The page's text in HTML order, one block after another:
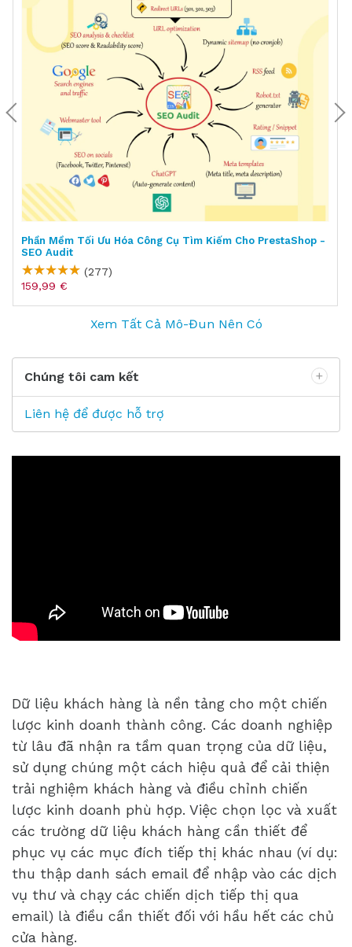
Phần Mềm Tối Ưu Hóa Công Cụ Tìm Kiếm Cho PrestaShop -
SEO Audit
(277)
159,99 €
Xem Tất Cả Mô-Đun Nên Có
Chúng tôi cam kết
Liên hệ để được hỗ trợ
Dữ liệu khách hàng là nền tảng cho một chiến
lược kinh doanh thành công. Các doanh nghiệp
từ lâu đã nhận ra tầm quan trọng của dữ liệu,
sử dụng chúng một cách hiệu quả để cải thiện
trải nghiệm khách hàng và điều chỉnh chiến
lược kinh doanh phù hợp. Việc chọn lọc và xuất
các trường dữ liệu khách hàng cần thiết để
phục vụ các mục đích tiếp thị khác nhau (ví dụ:
thu thập danh sách email để nhập vào các dịch
vụ thư và chạy các chiến dịch tiếp thị qua
email) là điều cần thiết đối với hầu hết các chủ
cửa hàng.